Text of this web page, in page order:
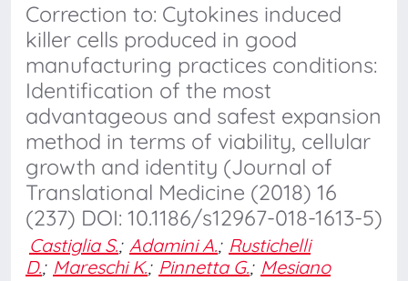
Correction to: Cytokines induced
killer cells produced in good
manufacturing practices conditions:
Identification of the most
advantageous and safest expansion
method in terms of viability, cellular
growth and identity (Journal of
Translational Medicine (2018) 16
(237) DOI: 10.1186/s12967-018-1613-5)
Castiglia S.; Adamini A.; Rustichelli
D.; Mareschi K.; Pinnetta G.; Mesiano